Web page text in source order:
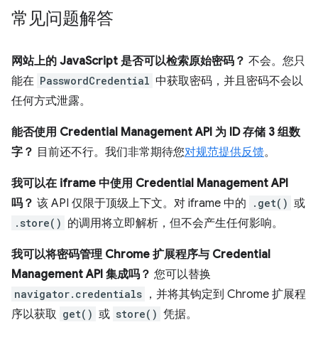
常见问题解答
网站上的 JavaScript 是否可以检索原始密码？ 不会。您只
能在 PasswordCredential 中获取密码，并且密码不会以
任何方式泄露。
能否使用 Credential Management API 为 ID 存储 3 组数
字？ 目前还不行。我们非常期待您对规范提供反馈。
我可以在 iframe 中使用 Credential Management API
吗？ 该 API 仅限于顶级上下文。对 iframe 中的 .get() 或
.store() 的调用将立即解析，但不会产生任何影响。
我可以将密码管理 Chrome 扩展程序与 Credential
Management API 集成吗？ 您可以替换
navigator.credentials ，并将其钩定到 Chrome 扩展程
序以获取 get() 或 store() 凭据。